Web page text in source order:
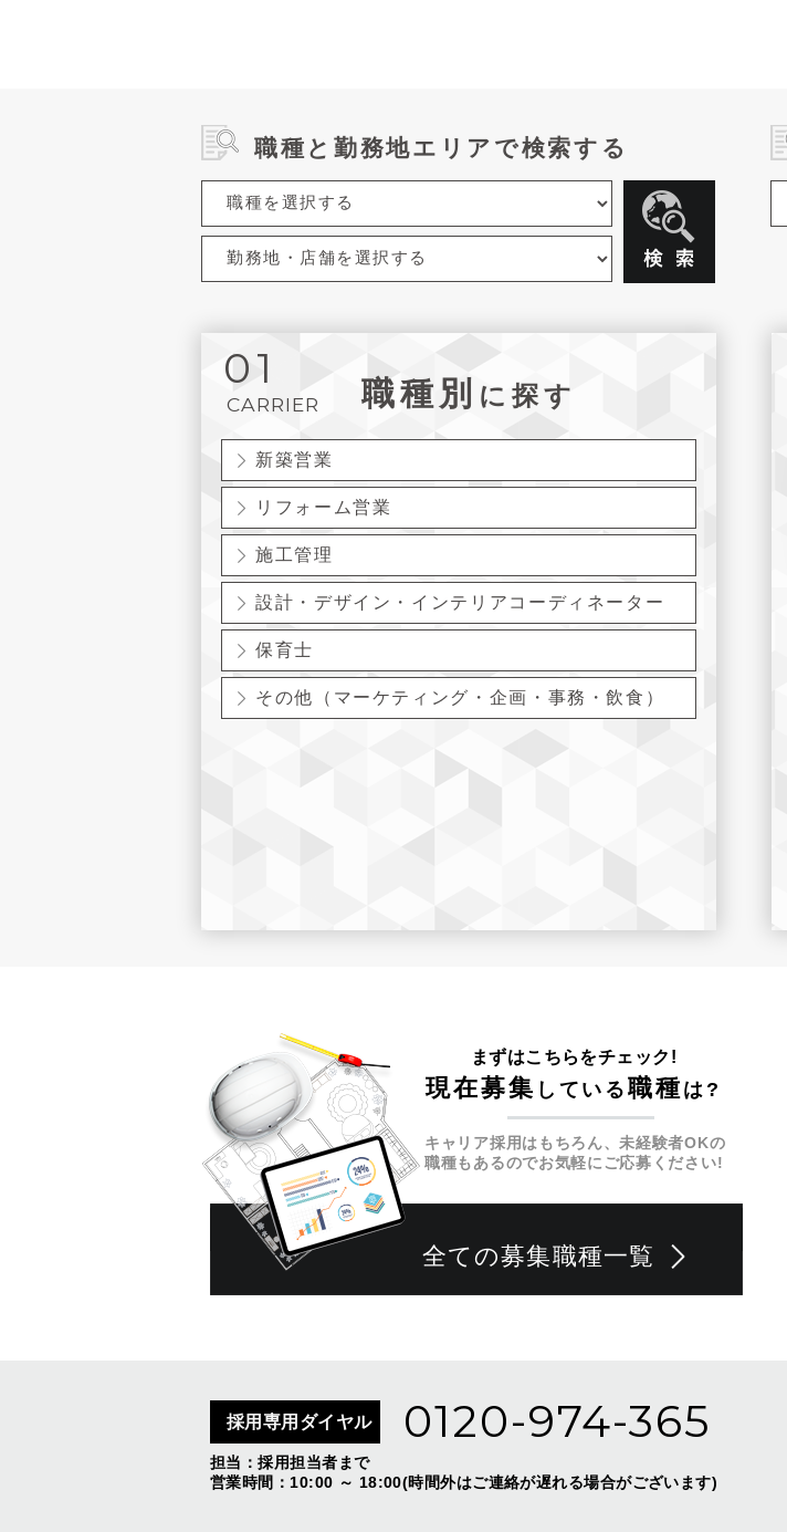
職種と勤務地エリアで検索する
01
CARRIER 職種別 に探す
新築営業
リフォーム営業
施工管理
設計・デザイン・インテリアコーディネーター
保育士
その他（マーケティング・企画・事務・飲食）
まずはこちらをチェック!
現在募集 している職種 は?
キャリア採用はもちろん、未経験者OKの
職種もあるのでお気軽にご応募ください!
全ての募集職種一覧
採用専用ダイヤル 0120-974-365
担当：採用担当者まで
営業時間：10:00 ～ 18:00(時間外はご連絡が遅れる場合がございます)